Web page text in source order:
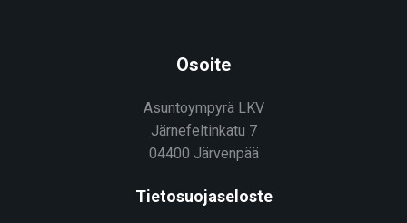
Osoite
Asuntoympyrä LKV
Järnefeltinkatu 7
04400 Järvenpää
Tietosuojaseloste